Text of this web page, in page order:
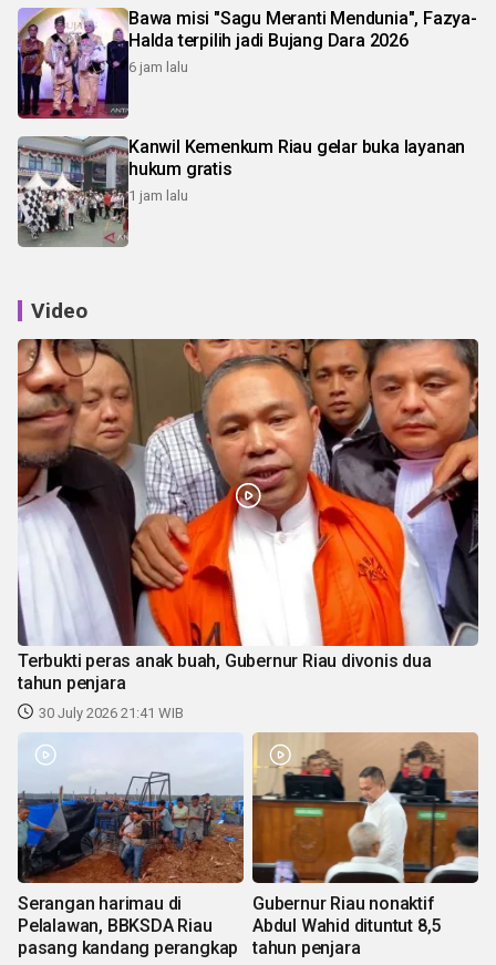
Bawa misi "Sagu Meranti Mendunia", Fazya-
Halda terpilih jadi Bujang Dara 2026
6 jam lalu
Kanwil Kemenkum Riau gelar buka layanan
hukum gratis
1 jam lalu
Video
Terbukti peras anak buah, Gubernur Riau divonis dua
tahun penjara
30 July 2026 21:41 WIB
Serangan harimau di
Pelalawan, BBKSDA Riau
pasang kandang perangkap
Gubernur Riau nonaktif
Abdul Wahid dituntut 8,5
tahun penjara